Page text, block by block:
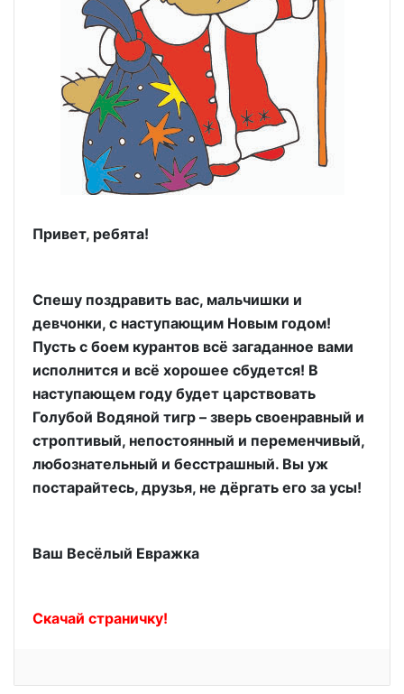
Привет, ребята!
Спешу поздравить вас, мальчишки и
девчонки, с наступающим Новым годом!
Пусть с боем курантов всё загаданное вами
исполнится и всё хорошее сбудется! В
наступающем году будет царствовать
Голубой Водяной тигр – зверь своенравный и
строптивый, непостоянный и переменчивый,
любознательный и бесстрашный. Вы уж
постарайтесь, друзья, не дёргать его за усы!
Ваш Весёлый Евражка
Скачай страничку!